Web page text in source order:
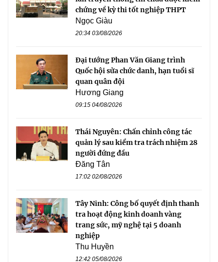
chứng về kỳ thi tốt nghiệp THPT
Ngọc Giàu
20:34 03/08/2026
Đại tướng Phan Văn Giang trình
Quốc hội sửa chức danh, hạn tuổi sĩ
quan quân đội
Hương Giang
09:15 04/08/2026
Thái Nguyên: Chấn chỉnh công tác
quản lý sau kiểm tra trách nhiệm 28
người đứng đầu
Đăng Tân
17:02 02/08/2026
Tây Ninh: Công bố quyết định thanh
tra hoạt động kinh doanh vàng
trang sức, mỹ nghệ tại 5 doanh
nghiệp
Thu Huyền
12:42 05/08/2026